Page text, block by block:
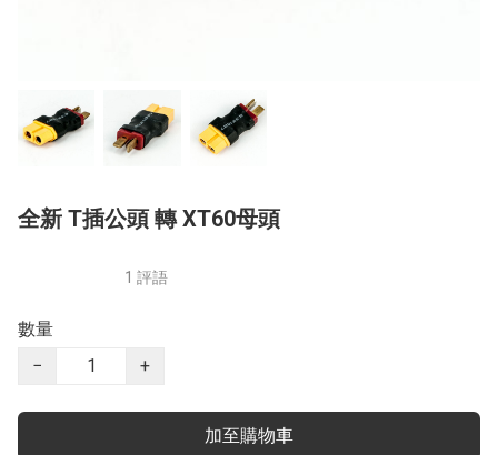
全新 T插公頭 轉 XT60母頭
1 評語
數量
−
+
加至購物車